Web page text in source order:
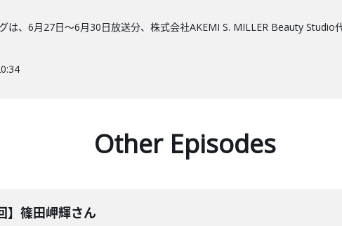
は、6月27日〜6月30日放送分、株式会社AKEMI S. MILLER Beauty Studio
Other Episodes
】篠田岬輝さん